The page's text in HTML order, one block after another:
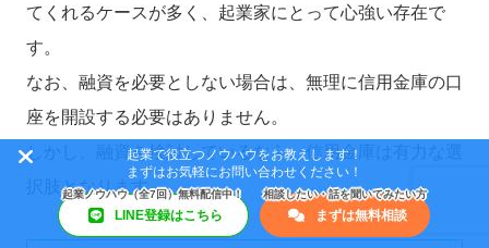
てくれるケースが多く、起業家にとって心強い存在で
す。
なお、融資を必要としない場合は、無理に信用金庫の口
座を開設する必要はありません。
しかし、融資を検討しているなら、信用金庫は有力な選
択肢となります。
起業で役立つノウハウをお教えします！
まずはお気軽にお問い合わせください！
LINE登録はこちら まずは無料相談